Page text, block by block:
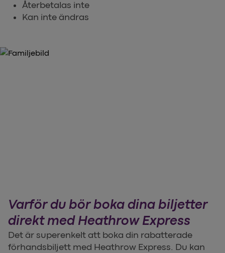
Återbetalas inte
Kan inte ändras
Varför du bör boka dina biljetter
direkt med Heathrow Express
Det är superenkelt att boka din rabatterade
förhandsbiljett med Heathrow Express. Du kan